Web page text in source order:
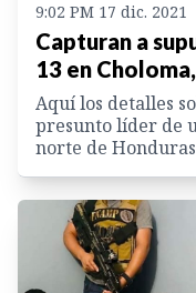
9:02 PM 17 dic. 2021
Capturan a
13 en
Aquí los detalles
presunto líder de
norte de Honduras